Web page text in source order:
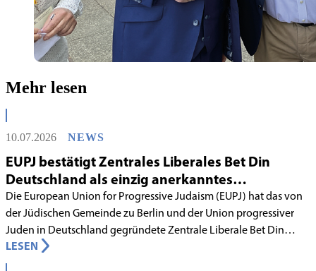
Mehr lesen
10.07.2026 NEWS
EUPJ bestätigt Zentrales Liberales Bet Din
Deutschland als einzig anerkanntes
liberales Rabbinatsgericht
Die European Union for Progressive Judaism (EUPJ) hat das von
der Jüdischen Gemeinde zu Berlin und der Union progressiver
Juden in Deutschland gegründete Zentrale Liberale Bet Din
Deutschland mit Wirkung zum 1. Juni 2026 als anerkanntes
Rabbinatsgericht aufgenommen.
LESEN